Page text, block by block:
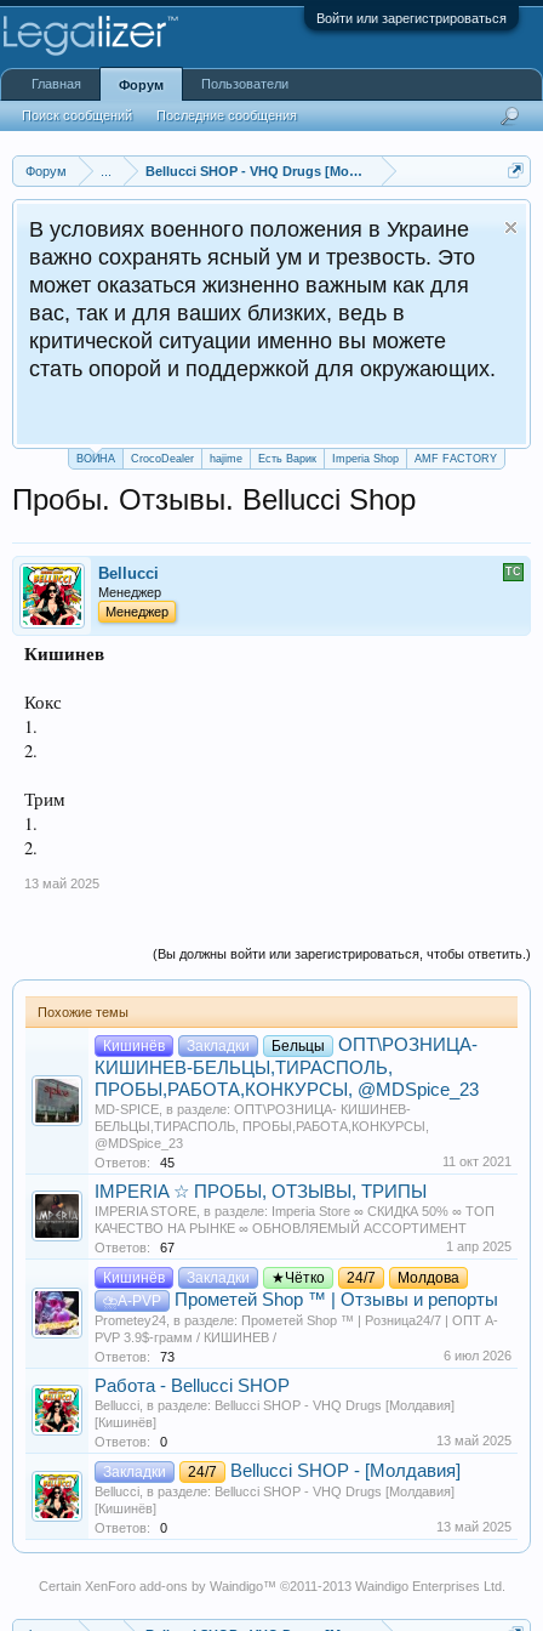
Войти или зарегистрироваться
Форум Bellucci SHOP - VHQ Drugs [Молдавия] [Кишинёв]
В условиях военного положения в Украине
важно сохранять ясный ум и трезвость. Это
может оказаться жизненно важным как для
вас, так и для ваших близких, ведь в
критической ситуации именно вы можете
стать опорой и поддержкой для окружающих.
ВОЙНА CrocoDealer hajime Есть Варик Imperia Shop AMF FACTORY
Пробы. Отзывы. Bellucci Shop
Bellucci
Менеджер
Менеджер
Кишинев
Кокс
1.
2.
Трим
1.
2.
13 май 2025
(Вы должны войти или зарегистрироваться, чтобы ответить.)
Похожие темы
Кишинёв Закладки Бельцы
ОПТ\РОЗНИЦА-
КИШИНЕВ-БЕЛЬЦЫ,ТИРАСПОЛЬ,
ПРОБЫ,РАБОТА,КОНКУРСЫ, @MDSpice_23
MD-SPICE , в разделе: ОПТ\РОЗНИЦА- КИШИНЕВ-
БЕЛЬЦЫ,ТИРАСПОЛЬ, ПРОБЫ,РАБОТА,КОНКУРСЫ,
@MDSpice_23
Ответов:
45 11 окт 2021
IMPERIA ☆ ПРОБЫ, ОТЗЫВЫ, ТРИПЫ
IMPERIA STORE , в разделе: Imperia Store ∞ СКИДКА 50% ∞ ТОП
КАЧЕСТВО НА РЫНКЕ ∞ ОБНОВЛЯЕМЫЙ АССОРТИМЕНТ
Ответов:
67 1 апр 2025
Кишинёв Закладки ★Чётко 24/7
Молдова
⛈A-PVP
Прометей Shop ™️ | Отзывы и репорты
Prometey24 , в разделе: Прометей Shop ™️ | Розница24/7 | ОПТ A-
PVP 3.9$-грамм / КИШИНЕВ /
Ответов:
73 6 июл 2026
Работа - Bellucci SHOP
Bellucci , в разделе: Bellucci SHOP - VHQ Drugs [Молдавия]
[Кишинёв]
Ответов:
0 13 май 2025
Закладки 24/7 Bellucci SHOP - [Молдавия]
Bellucci , в разделе: Bellucci SHOP - VHQ Drugs [Молдавия]
[Кишинёв]
Ответов:
0 13 май 2025
Certain XenForo add-ons by Waindigo™ ©2011-2013 Waindigo Enterprises Ltd.
Главная Форум
Поиск сообщений Последние сообщения
Пользователи